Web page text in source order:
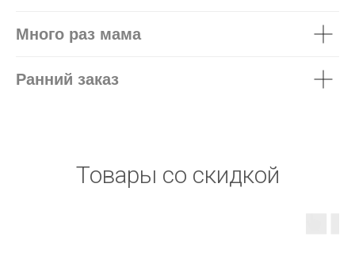
Много раз мама
Ранний заказ
Товары со скидкой